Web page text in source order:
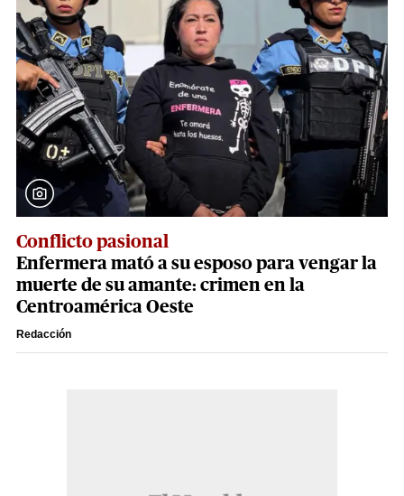
Conflicto pasional
Enfermera mató a su esposo para vengar la
muerte de su amante: crimen en la
Centroamérica Oeste
Redacción